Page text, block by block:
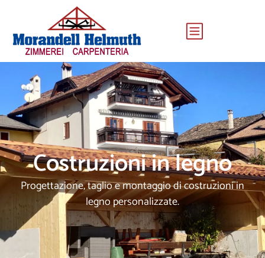
Costruzioni in legno
Progettazione, taglio e montaggio di costruzioni in
legno personalizzate.